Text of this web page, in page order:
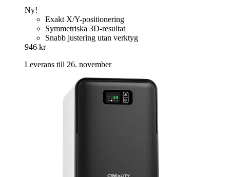
Ny!
Exakt X/Y-positionering
Symmetriska 3D-resultat
Snabb justering utan verktyg
946 kr
Leverans till 26. november